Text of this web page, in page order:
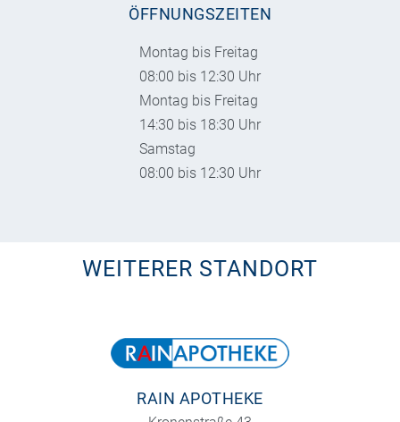
ÖFFNUNGSZEITEN
Montag bis Freitag
08:00 bis 12:30 Uhr
Montag bis Freitag
14:30 bis 18:30 Uhr
Samstag
08:00 bis 12:30 Uhr
WEITERER STANDORT
RAIN APOTHEKE